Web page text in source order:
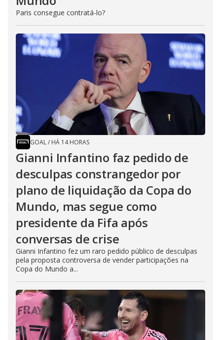
Paris consegue contratá-lo?
GOAL/ HÁ 14 HORAS
Gianni Infantino faz pedido de
desculpas constrangedor por
plano de liquidação da Copa do
Mundo, mas segue como
presidente da Fifa após
conversas de crise
Gianni Infantino fez um raro pedido público de desculpas
pela proposta controversa de vender participações na
Copa do Mundo a...